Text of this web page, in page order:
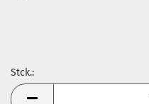
Stck.:
Stck.